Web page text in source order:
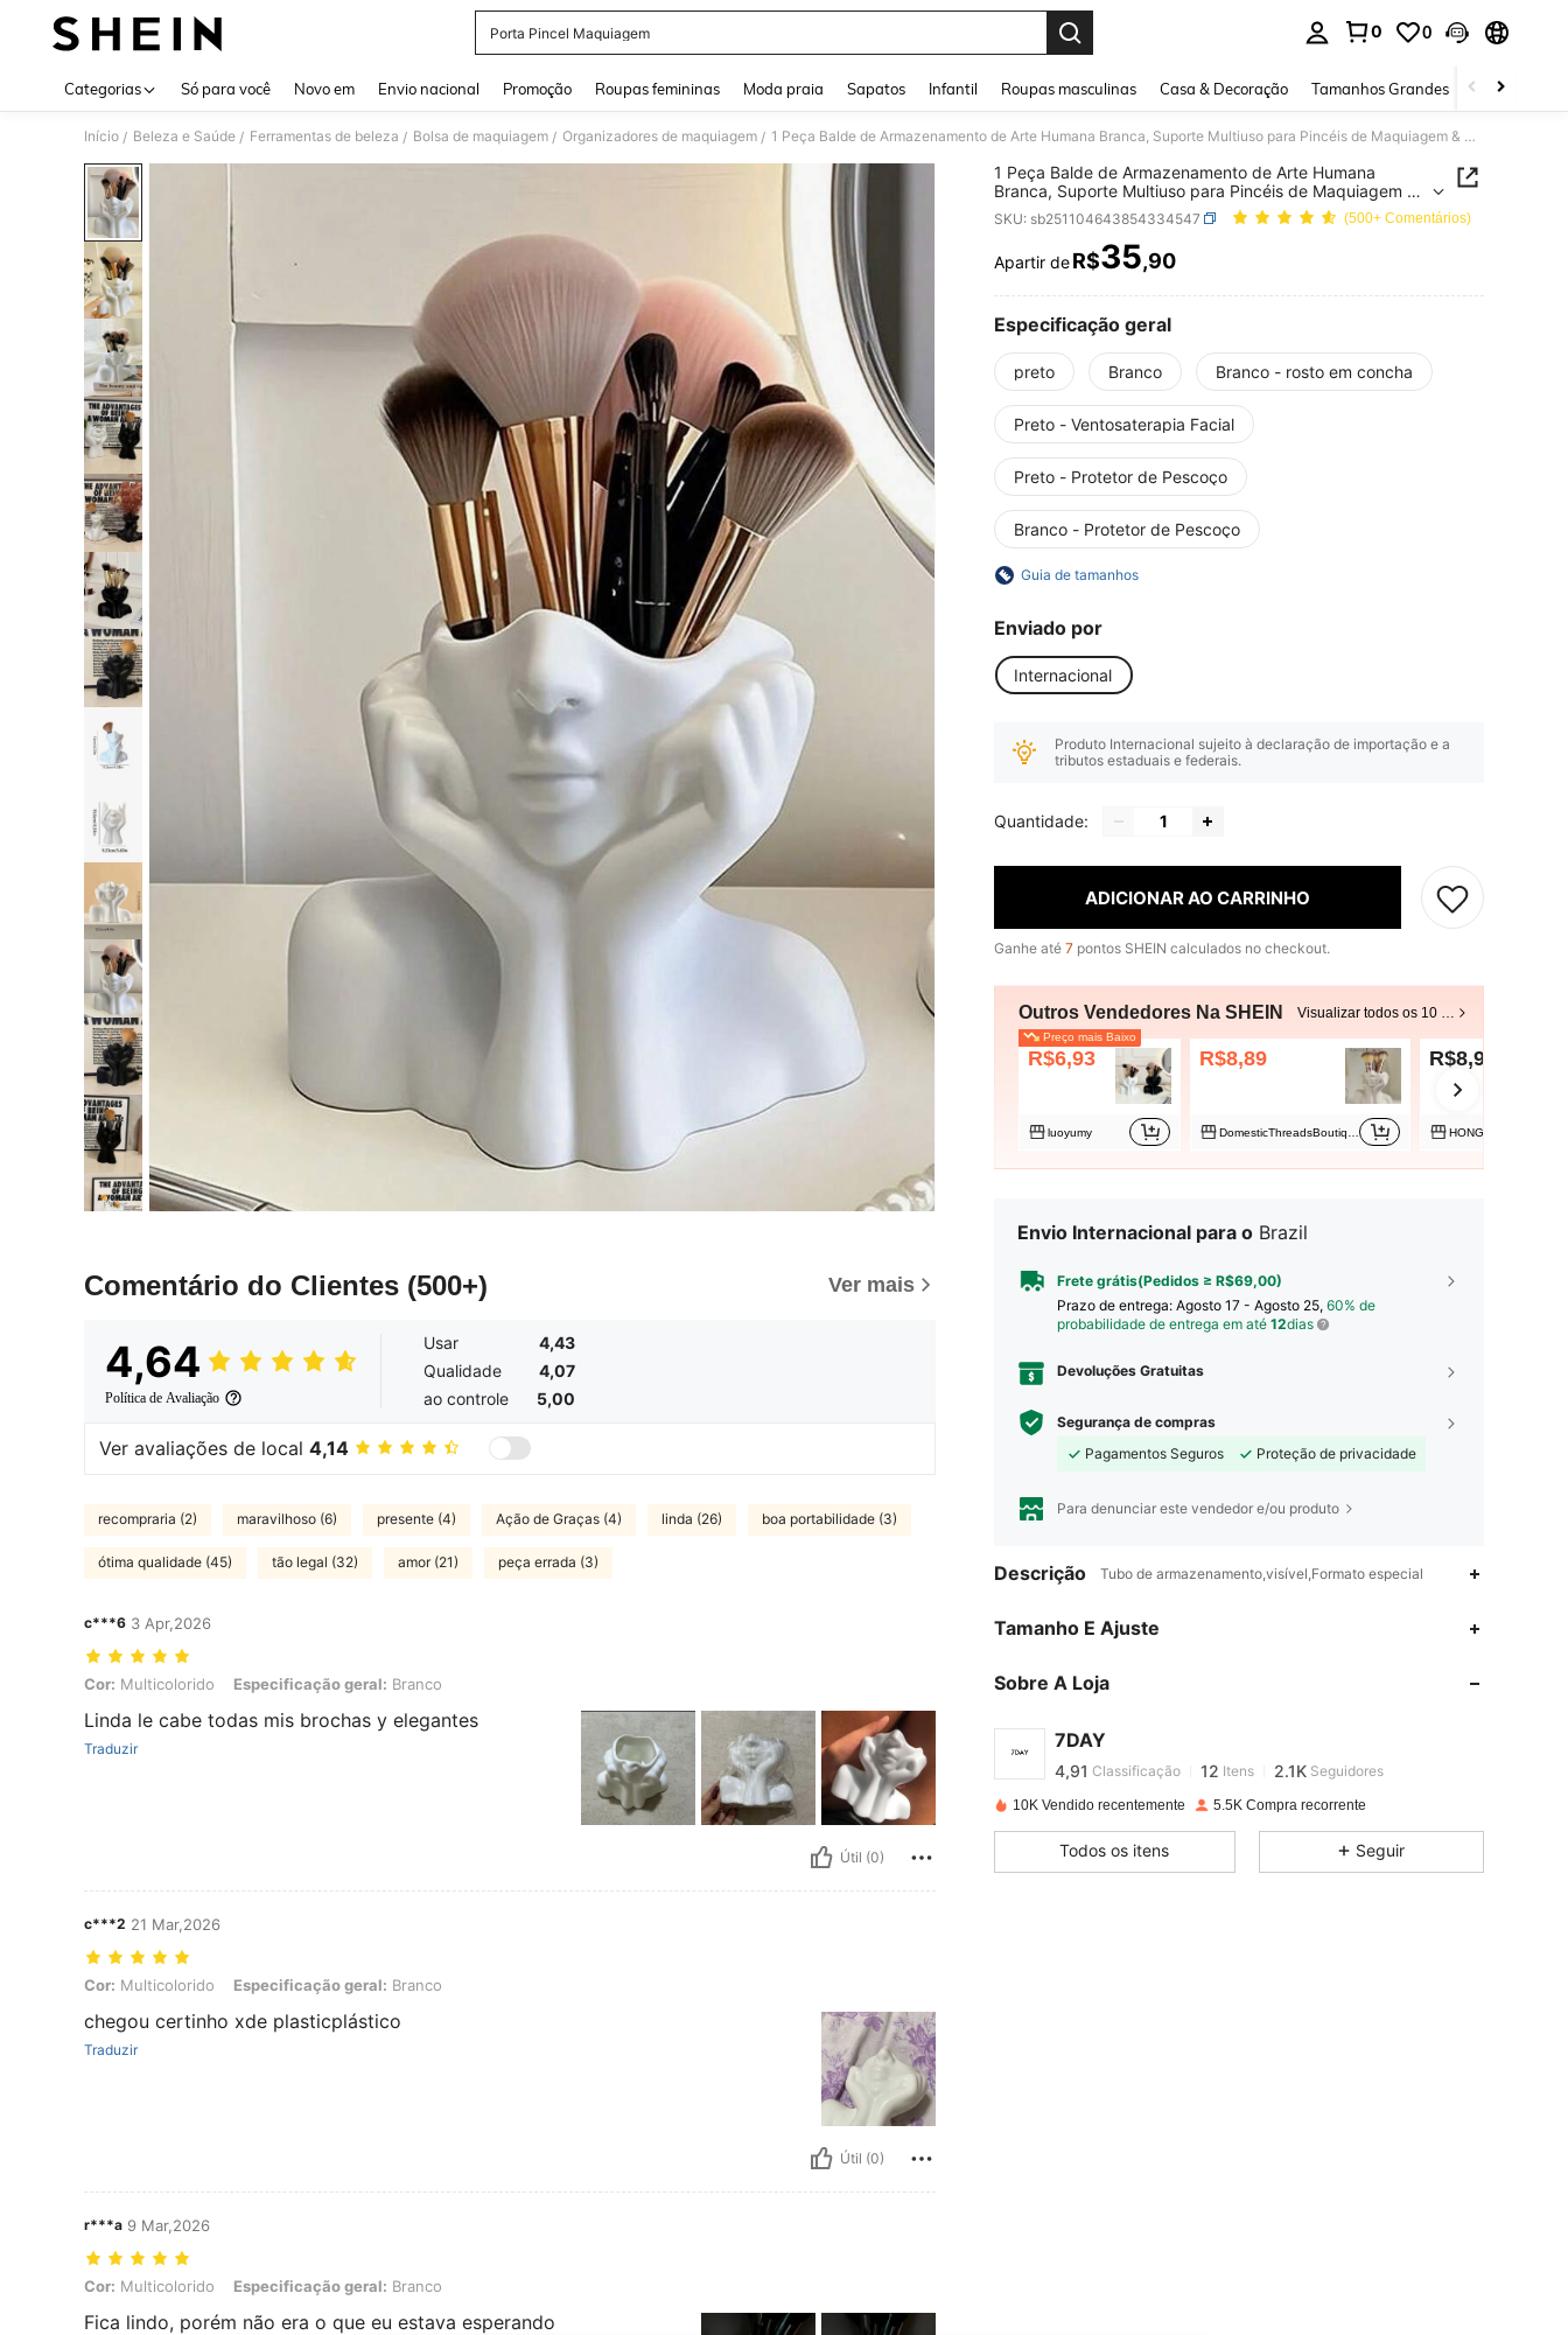
Porta Pincel Maquiagem
0 0
Categorias Só para você Novo em Envio nacional Promoção Roupas femininas Moda praia Sapatos Infantil Roupas masculinas Casa & Decoração Tamanhos Grandes Joias e
Início / Beleza e Saúde / Ferramentas de beleza / Bolsa de maquiagem / Organizadores de maquiagem / 1 Peça Balde de Armazenamento de Arte Humana Branca, Suporte Multiuso para Pincéis de Maquiagem & Artigos de Papelaria, Leve para Penteadeira, Banheiro & Escritório, Sem Necessidade de Montagem
Comentário do Clientes (500+) Ver mais
4,64
Política de Avaliação
Usar
4,43
Qualidade
4,07
ao controle
5,00
Ver avaliações de local 4,14
recompraria (2) maravilhoso (6) presente (4) Ação de Graças (4) linda (26) boa portabilidade (3)
ótima qualidade (45) tão legal (32) amor (21) peça errada (3)
c***6 3 Apr,2026
Cor: Multicolorido, Especificação geral: Branco
Cor: Multicolorido Especificação geral: Branco
Linda le cabe todas mis brochas y elegantes
Traduzir
Útil (0)
c***2 21 Mar,2026
Cor: Multicolorido, Especificação geral: Branco
Cor: Multicolorido Especificação geral: Branco
chegou certinho xde plasticplástico
Traduzir
Útil (0)
r***a 9 Mar,2026
Cor: Multicolorido, Especificação geral: Branco
Cor: Multicolorido Especificação geral: Branco
Fica lindo, porém não era o que eu estava esperando
1 Peça Balde de Armazenamento de Arte Humana
Branca, Suporte Multiuso para Pincéis de Maquiagem &
Artigos de Papelaria, Leve para Penteadeira, Banheiro &
Escritório, Sem Necessidade de Montagem
SKU: sb251104643854334547 (500+ Comentários)
PRICE AND AVAILABILITY
Apartir deR$35,90
Especificação geral
preto Branco Branco - rosto em concha
Preto - Ventosaterapia Facial
Preto - Protetor de Pescoço
Branco - Protetor de Pescoço
Guia de tamanhos
Enviado por
Internacional
Produto Internacional sujeito à declaração de importação e a
tributos estaduais e federais.
Quantidade:
ADICIONAR AO CARRINHO
Ganhe até 7 pontos SHEIN calculados no checkout.
Outros Vendedores Na SHEIN Visualizar todos os 10 vendedores
Preço mais Baixo
R$6,93
luoyumy
R$8,89 R$8,99
HONGKAI04
Envio Internacional para o Brazil
Frete grátis(Pedidos ≥ R$69,00)
Prazo de entrega: Agosto 17 - Agosto 25, 60% de
probabilidade de entrega em até 12dias
Devoluções Gratuitas
Segurança de compras
Pagamentos Seguros
Proteção de privacidade
Para denunciar este vendedor e/ou produto
Descrição Tubo de armazenamento,visível,Formato especial
Tamanho E Ajuste
Sobre A Loja
7DAY
4,91
4,91
4,91 Classificação 12 Itens 2.1K Seguidores
s***apago 1 dia atrás
4,91 12 2.1K
10K Vendido recentemente 5.5K Compra recorrente
Todos os itens Seguir